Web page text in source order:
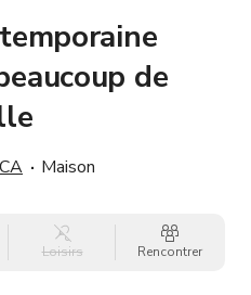
de
Maison
Loisirs Rencontrer